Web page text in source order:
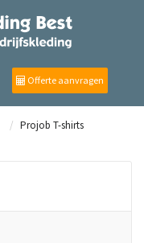
Offerte aanvragen
Projob T-shirts